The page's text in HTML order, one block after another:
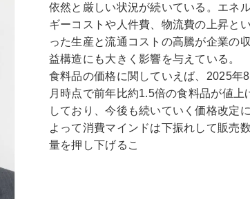
依然と厳しい状況が続いている。エネ
ギーコストや人件費、物流費の上昇とい
った生産と流通コストの高騰が企業の収
益構造にも大きく影響を与えている。
食料品の価格に関していえば、2025年8
月時点で前年比約1.5倍の食料品が値上
しており、今後も続いていく価格改定に
よって消費マインドは下振れして販売数
量を押し下げるこ